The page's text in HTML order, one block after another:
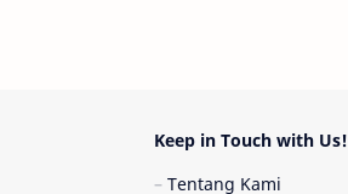
Keep in Touch with Us!
Tentang Kami